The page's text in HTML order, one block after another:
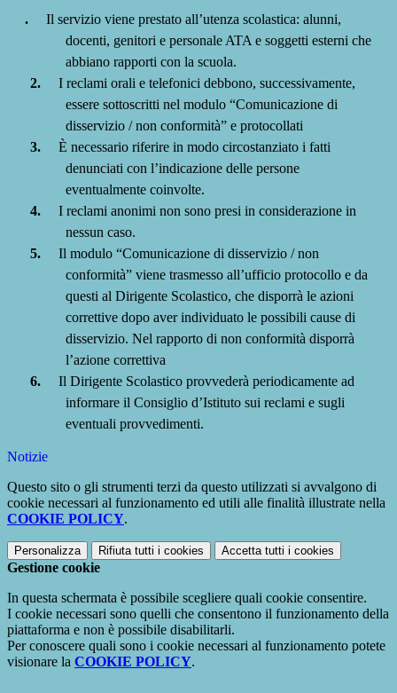
.
Il servizio viene prestato all’utenza scolastica: alunni,
docenti, genitori e personale ATA e soggetti esterni che
abbiano rapporti con la scuola.
2.
I reclami orali e telefonici debbono, successivamente,
essere sottoscritti nel modulo “Comunicazione di
disservizio / non conformità” e protocollati
3.
È necessario riferire in modo circostanziato i fatti
denunciati con l’indicazione delle persone
eventualmente coinvolte.
4.
I reclami anonimi non sono presi in considerazione in
nessun caso.
5.
Il modulo “Comunicazione di disservizio / non
conformità” viene trasmesso all’ufficio protocollo e da
questi al Dirigente Scolastico, che disporrà le azioni
correttive dopo aver individuato le possibili cause di
disservizio.Nel rapporto di non conformità disporrà
l’azione correttiva
6.
Il Dirigente Scolastico provvederà periodicamente ad
informare il Consiglio d’Istituto sui reclami e sugli
eventuali provvedimenti.
Notizie
Questo sito o gli strumenti terzi da questo utilizzati si avvalgono di
cookie necessari al funzionamento ed utili alle finalità illustrate nella
COOKIE POLICY.
Personalizza Rifiuta tutti i cookies Accetta tutti i cookies
Gestione cookie
In questa schermata è possibile scegliere quali cookie consentire.
I cookie necessari sono quelli che consentono il funzionamento della
piattaforma e non è possibile disabilitarli.
Per conoscere quali sono i cookie necessari al funzionamento potete
visionare la COOKIE POLICY.